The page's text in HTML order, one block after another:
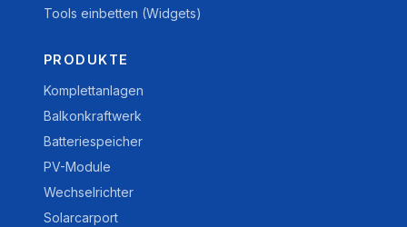
Tools einbetten (Widgets)
PRODUKTE
Komplettanlagen
Balkonkraftwerk
Batteriespeicher
PV-Module
Wechselrichter
Solarcarport